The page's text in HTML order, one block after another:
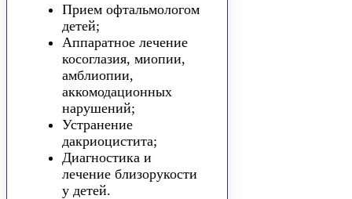
Прием офтальмологом
детей;
Аппаратное лечение
косоглазия, миопии,
амблиопии,
аккомодационных
нарушений;
Устранение
дакриоцистита;
Диагностика и
лечение близорукости
у детей.